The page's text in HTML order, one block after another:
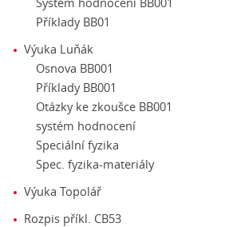
Příklady BB01
Výuka Luňák
Osnova BB001
Příklady BB001
Otázky ke zkoušce BB001
systém hodnocení
Speciální fyzika
Spec. fyzika-materiály
Výuka Topolář
Rozpis příkl. CB53